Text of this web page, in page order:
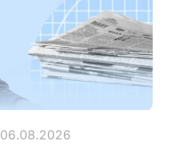
06.08.2026